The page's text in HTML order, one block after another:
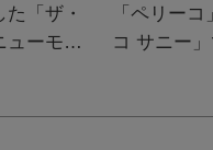
「ザ・
ューモダ
「ペリー
コ サニー